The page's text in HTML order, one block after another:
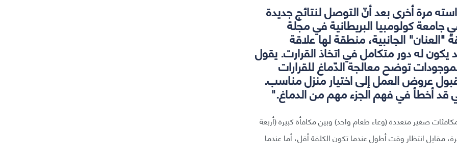
مرة أخرى بعد أنّ التوصل لنتائج جديدة
كولومبيا البريطانية في مجلة
الجانبية، منطقة لها علاقة
له دور متكامل في اتخاذ القرارت. يقول
توضح معالجة الدّماغ للقرارات
عروض العمل إلى اختيار منزل مناسب.
قد أخطأ في فهم الجزء مهم من الدماغ."
صغير متعددة (وعاء طعام واحد) وبين مكافأة كبيرة (أربعة
مقابل انتظار وقت أطول عندما تكون الكلفة أقل، أما عندما